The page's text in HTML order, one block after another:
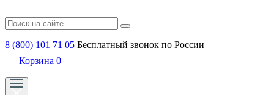
8 (800) 101 71 05 Бесплатный звонок по России
Корзина 0